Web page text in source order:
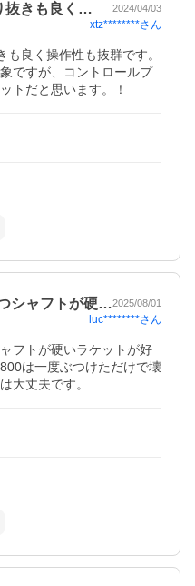
抜きも良く… 2024/04/03
xtz********さん
良く操作性も抜群です。
ですが、コントロールプ
トだと思います。！
シャフトが硬…2025/08/01
luc********さん
フトが硬いラケットが好
は一度ぶつけただけで壊
大丈夫です。